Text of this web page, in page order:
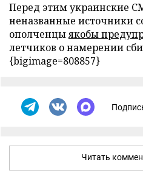
Перед этим украинские
неназванные источники
ополченцыякобы
летчиков о намерении
{bigimage=808857}
Читать